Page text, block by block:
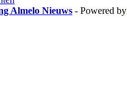
Almelo Nieuws - Powered by